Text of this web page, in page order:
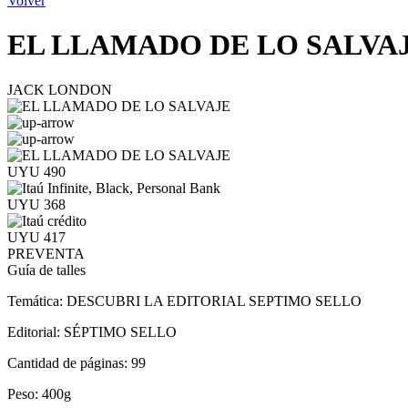
EL LLAMADO DE LO
JACK LONDON
UYU 490
UYU 368
UYU 417
PREVENTA
Guía de talles
Temática: DESCUBRI LA EDITORIAL SEPTIMO SELLO
Editorial: SÉPTIMO SELLO
Cantidad de páginas: 99
Peso: 400g